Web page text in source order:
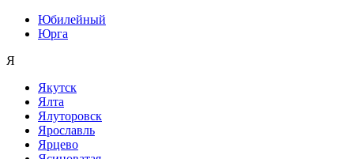
Юбилейный
Юрга
Я
Якутск
Ялта
Ялуторовск
Ярославль
Ярцево